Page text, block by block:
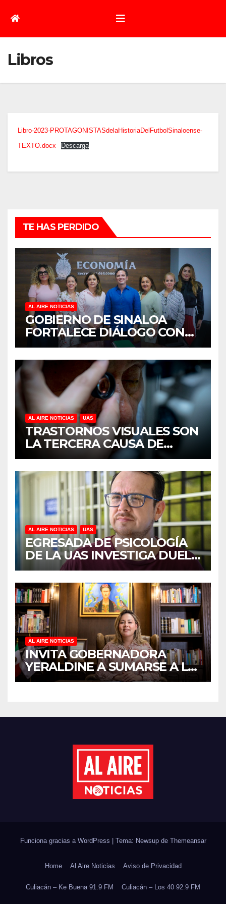
Libros
Libro-2023-PROTAGONISTASdelaHistoriaDelFutbolSinaloense-
TEXTO.docx
Descarga
TE HAS PERDIDO
AL AIRE NOTICIAS
GOBIERNO DE SINALOA
FORTALECE DIÁLOGO CON
MUJERES EMPRESARIAS DE
CULIACÁN
AL AIRE NOTICIAS UAS
TRASTORNOS VISUALES SON
LA TERCERA CAUSA DE
DISCAPACIDAD EN MÉXICO,
REVELA ESTUDIO DEL
CIDOCS DE LA UAS
AL AIRE NOTICIAS UAS
EGRESADA DE PSICOLOGÍA
DE LA UAS INVESTIGA DUELO
ANTICIPADO Y SOBRECARGA
EN CUIDADORES DE
ADULTOS MAYORES
AL AIRE NOTICIAS
INVITA GOBERNADORA
YERALDINE A SUMARSE A LA
JORNADA NACIONAL DE
DE ÁRBOLES
Funciona gracias a WordPress | Tema: Newsup de Themeansar
Home Al Aire Noticias Aviso de Privacidad
Culiacán – Ke Buena 91.9 FM Culiacán – Los 40 92.9 FM